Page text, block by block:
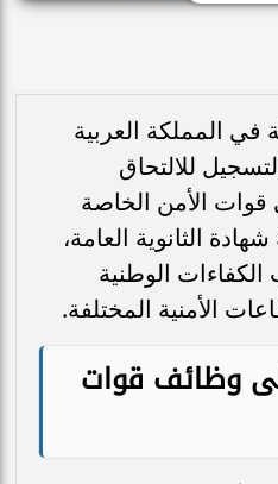
في المملكة العربية
للالتحاق
الأمن الخاصة
الثانوية العامة،
الوطنية
الأمنية المختلفة.
وظائف قوات